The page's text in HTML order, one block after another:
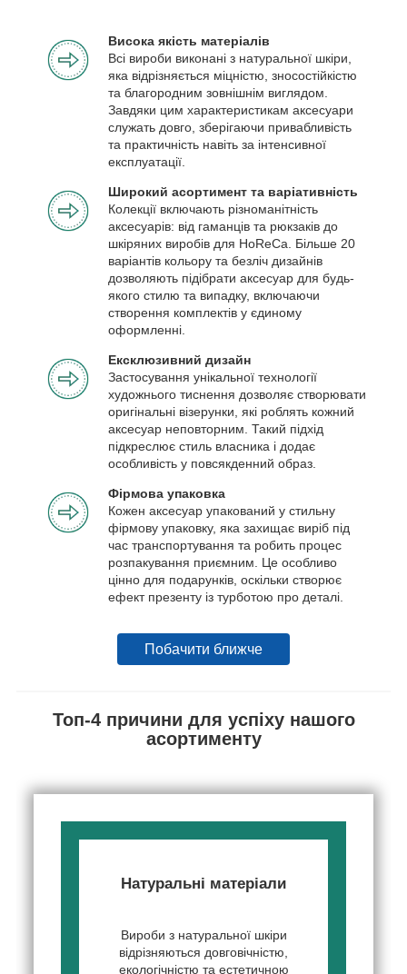
Висока якість матеріалів
Всі вироби виконані з натуральної шкіри,
яка відрізняється міцністю, зносостійкістю
та благородним зовнішнім виглядом.
Завдяки цим характеристикам аксесуари
служать довго, зберігаючи привабливість
та практичність навіть за інтенсивної
експлуатації.
Широкий асортимент та варіативність
Колекції включають різноманітність
аксесуарів: від гаманців та рюкзаків до
шкіряних виробів для HoReCa. Більше 20
варіантів кольору та безліч дизайнів
дозволяють підібрати аксесуар для будь-
якого стилю та випадку, включаючи
створення комплектів у єдиному
оформленні.
Ексклюзивний дизайн
Застосування унікальної технології
художнього тиснення дозволяє створювати
оригінальні візерунки, які роблять кожний
аксесуар неповторним. Такий підхід
підкреслює стиль власника і додає
особливість у повсякденний образ.
Фірмова упаковка
Кожен аксесуар упакований у стильну
фірмову упаковку, яка захищає виріб під
час транспортування та робить процес
розпакування приємним. Це особливо
цінно для подарунків, оскільки створює
ефект презенту із турботою про деталі.
Побачити ближче
Топ-4 причини для успіху нашого
асортименту
Натуральні матеріали
Вироби з натуральної шкіри
відрізняються довговічністю,
екологічністю та естетичною